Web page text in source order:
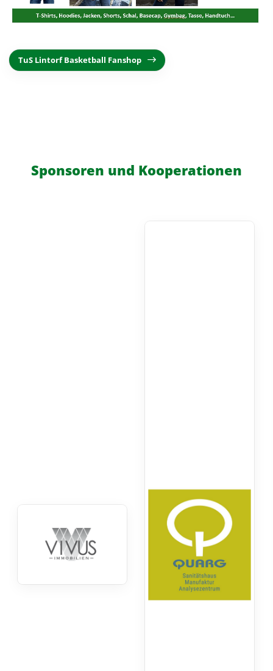
TuS Lintorf Basketball Fanshop
Sponsoren und Kooperationen